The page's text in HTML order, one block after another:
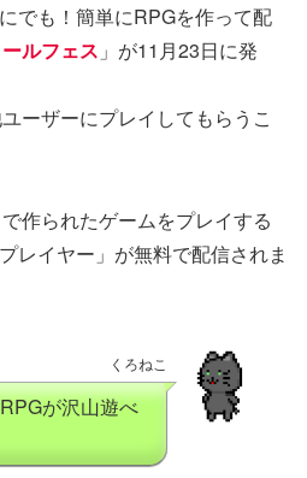
でも！簡単にRPGを作って配
ルフェス 」が11月23日に発
ーザーにプレイしてもらうこ
作られたゲームをプレイする
レイヤー」が無料で配信されま
くろねこ
が沢山遊べ